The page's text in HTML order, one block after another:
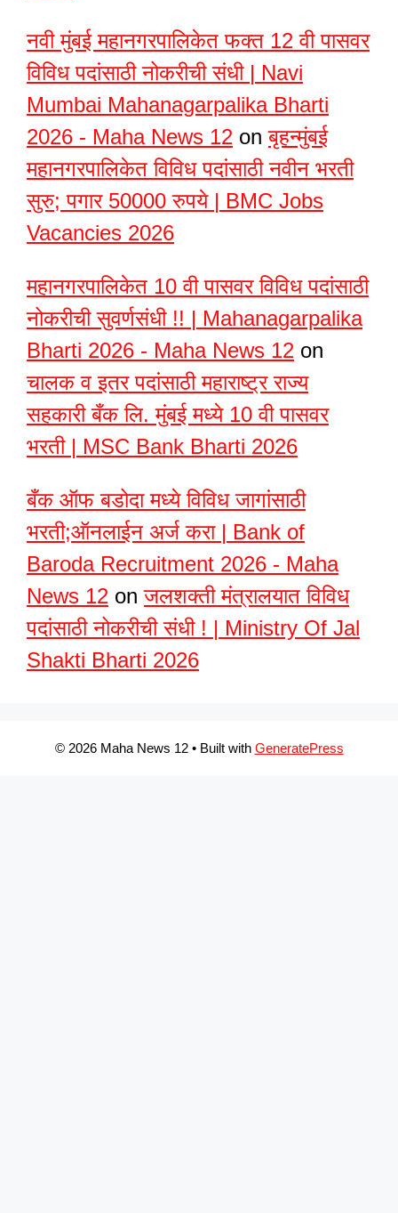
नवी मुंबई महानगरपालिकेत फक्त 12 वी पासवर
विविध पदांसाठी नोकरीची संधी | Navi
Mumbai Mahanagarpalika Bharti
2026 - Maha News 12 onबृहन्मुंबई
महानगरपालिकेत विविध पदांसाठी नवीन भरती
सुरु; पगार 50000 रुपये | BMC Jobs
Vacancies 2026
महानगरपालिकेत 10 वी पासवर विविध पदांसाठी
नोकरीची सुवर्णसंधी !! | Mahanagarpalika
Bharti 2026 - Maha News 12 on
चालक व इतर पदांसाठी महाराष्ट्र राज्य
सहकारी बँक लि. मुंबई मध्ये 10 वी पासवर
भरती | MSC Bank Bharti 2026
बँक ऑफ बडोदा मध्ये विविध जागांसाठी
भरती;ऑनलाईन अर्ज करा | Bank of
Baroda Recruitment 2026 - Maha
News 12 onजलशक्ती मंत्रालयात विविध
पदांसाठी नोकरीची संधी ! | Ministry Of Jal
Shakti Bharti 2026
© 2026 Maha News 12• Built with GeneratePress